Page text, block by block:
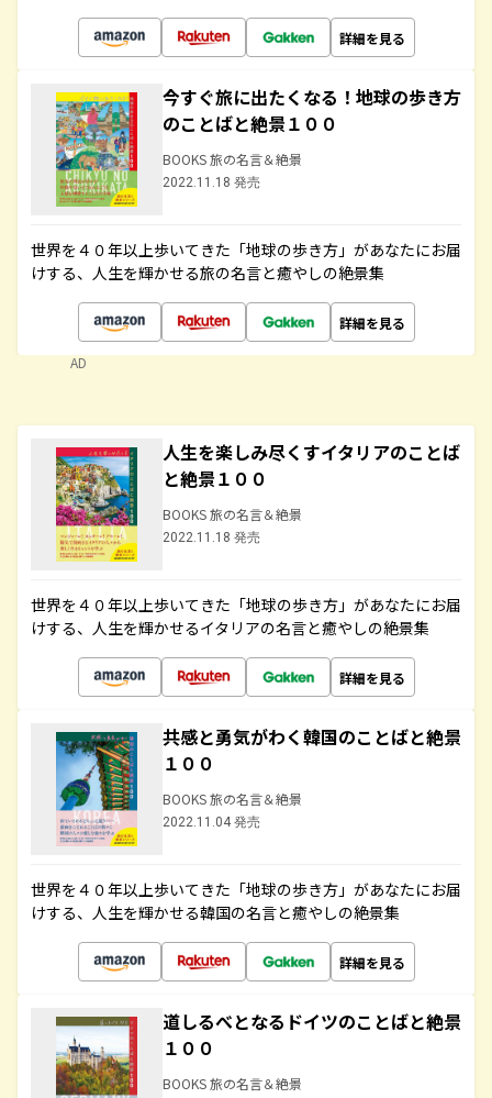
詳細を見る
今すぐ旅に出たくなる！地球の歩き方
のことばと絶景１００
BOOKS 旅の名言＆絶景
2022.11.18 発売
世界を４０年以上歩いてきた「地球の歩き方」があなたにお届
けする、人生を輝かせる旅の名言と癒やしの絶景集
詳細を見る
AD
人生を楽しみ尽くすイタリアのことば
と絶景１００
BOOKS 旅の名言＆絶景
2022.11.18 発売
世界を４０年以上歩いてきた「地球の歩き方」があなたにお届
けする、人生を輝かせるイタリアの名言と癒やしの絶景集
詳細を見る
共感と勇気がわく韓国のことばと絶景
１００
BOOKS 旅の名言＆絶景
2022.11.04 発売
世界を４０年以上歩いてきた「地球の歩き方」があなたにお届
けする、人生を輝かせる韓国の名言と癒やしの絶景集
詳細を見る
道しるべとなるドイツのことばと絶景
１００
BOOKS 旅の名言＆絶景